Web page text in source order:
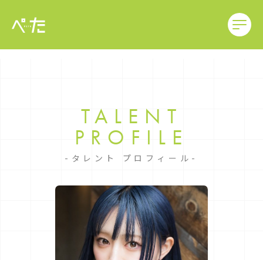
TALENT
PROFILE
タレント プロフィール